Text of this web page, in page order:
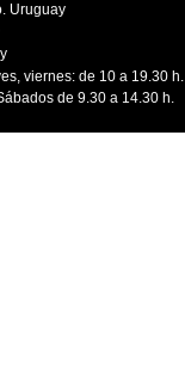
Uruguay
viernes: de 10 a 19.30 h.
de 9.30 a 14.30 h.